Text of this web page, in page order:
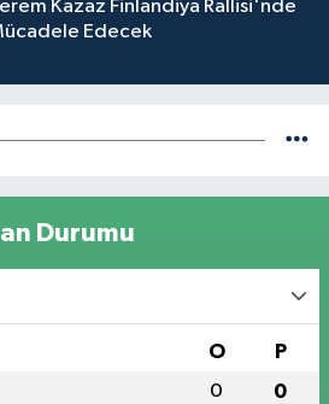
Kazaz Finlandiya Rallisi'nde
Edecek
Durumu
O P
0 0